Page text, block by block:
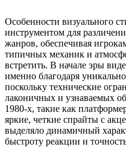
Особенности визуального
инструментом для
жанров, обеспечивая
типичных механик и
встретить. В начале эры
именно благодаря
поскольку технические
лаконичных и узнаваемых
1980-х, такие как
яркие, четкие спрайты с
выделяло динамичный
быстроту реакции и